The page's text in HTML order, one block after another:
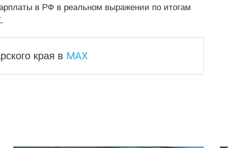
в РФ в реальном выражении по итогам
края в MAX